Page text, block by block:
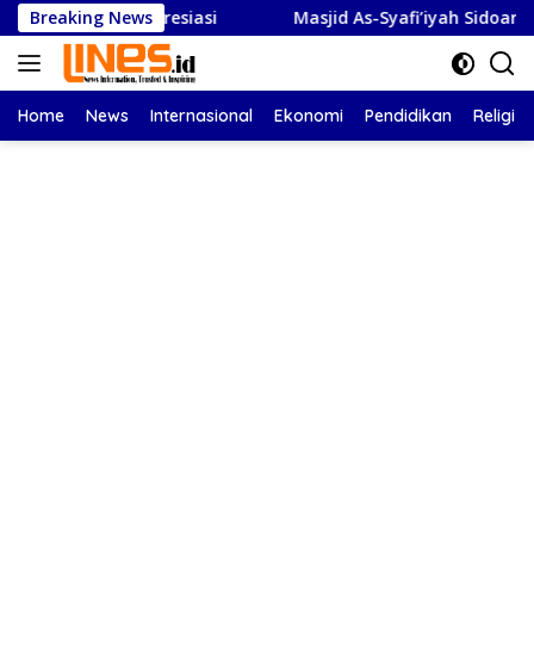
Langsung
ke
konten
Breaking News
Beri Apresiasi Masjid As-Syafi’iyah Sidoarjo Ikuti
Home News Internasional Ekonomi Pendidikan Religi